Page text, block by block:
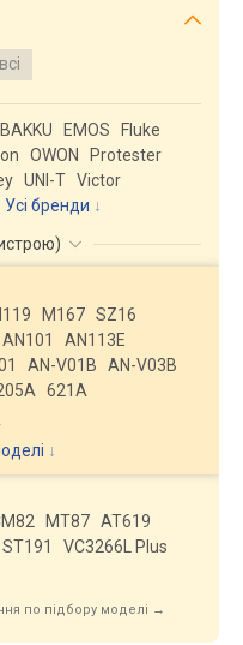
від 1 498 грн.
мультиметр, пост.
всі
BAKKU EMOS
Fluke
OWON
Protester
UNI-T Victor
Усі бренди
)
M167 SZ16
AN101
AN113E
AN-V01B
AN-V03B
621A
↓
MT87 AT619
ST191
VC3266L Plus
по підбору моделі →